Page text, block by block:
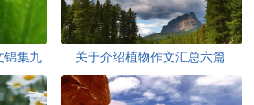
锦集九
关于介绍植物作文汇总六篇